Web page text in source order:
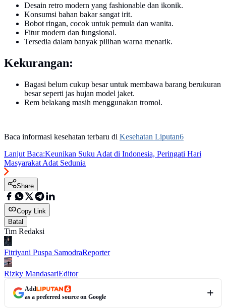
Desain retro modern yang fashionable dan ikonik.
Konsumsi bahan bakar sangat irit.
Bobot ringan, cocok untuk pemula dan wanita.
Fitur modern dan fungsional.
Tersedia dalam banyak pilihan warna menarik.
Kekurangan:
Bagasi belum cukup besar untuk membawa barang berukuran
besar seperti jas hujan model jaket.
Rem belakang masih menggunakan tromol.
Baca informasi kesehatan terbaru di Kesehatan Liputan6
Lanjut Baca:Keunikan Suku Adat di Indonesia, Peringati Hari
Masyarakat Adat Sedunia
Share
Copy Link
Batal
Tim Redaksi
Fitriyani Puspa SamodraReporter
Rizky MandasariEditor
Add
as a preferred source on Google